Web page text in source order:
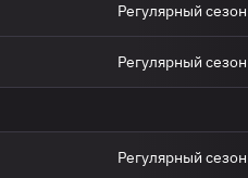
Регулярный сезон
Регулярный сезон
Регулярный сезон